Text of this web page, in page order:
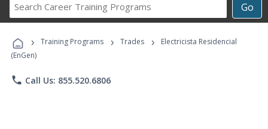
Go
Career
Programs
› Training Programs › Trades ›
Electricista Residencial
(EnGen)
phone Call Us: 855.520.6806